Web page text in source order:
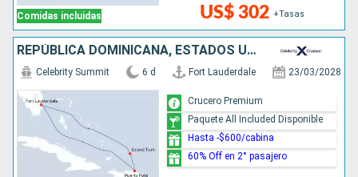
Comidas incluidas US$ 302 +Tasas
REPÚBLICA DOMINICANA, ESTADOS UNIDOS
Celebrity Summit 6 d Fort Lauderdale 23/03/2028
Crucero Premium
Paquete All Included Disponible
Hasta -$600/cabina
60% Off en 2° pasajero